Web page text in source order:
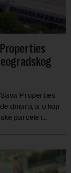
Properties
dinara, a u koji
parcele i